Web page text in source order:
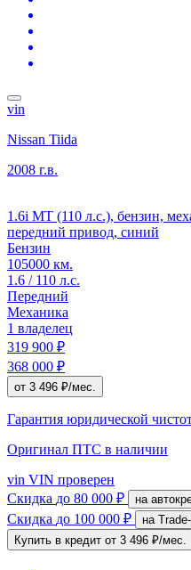
vin
Nissan Tiida
2008 г.в.
1.6i MT (110 л.с.), бензин,
передний привод, синий
Бензин
105000 км.
1.6 / 110 л.с.
Передний
Механика
1 владелец
319 900 ₽
368 000 ₽
от 3 496 ₽/мес.
Гарантия юридической
Оригинал ПТС в наличии
vin VIN проверен
Скидка до 80 000 ₽ на
Скидка до 100 000 ₽
на
Купить в кредит от 3 496 ₽/мес.